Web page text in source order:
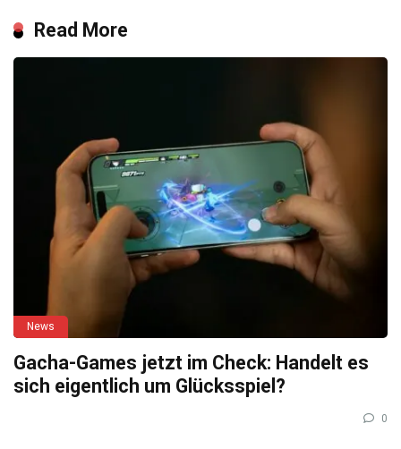
Read More
News
Gacha-Games jetzt im Check: Handelt es
sich eigentlich um Glücksspiel?
0